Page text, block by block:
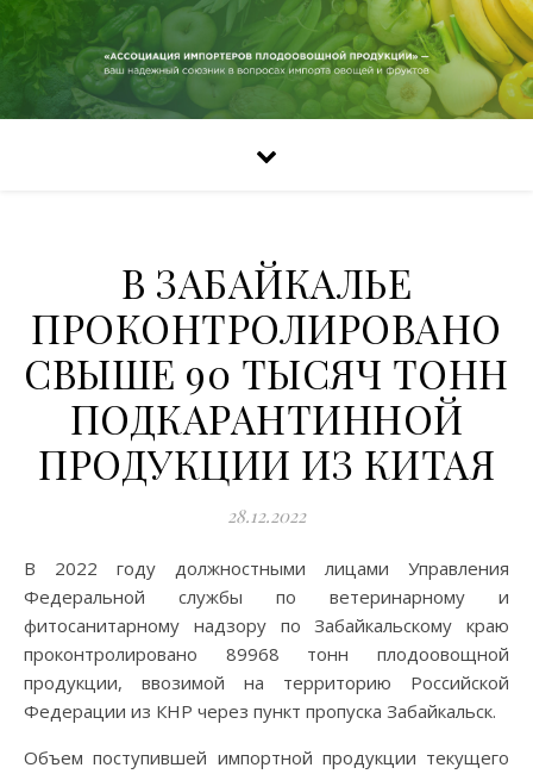
В ЗАБАЙКАЛЬЕ
ПРОКОНТРОЛИРОВАНО
СВЫШЕ 90 ТЫСЯЧ ТОНН
ПОДКАРАНТИННОЙ
ПРОДУКЦИИ ИЗ КИТАЯ
28.12.2022
В 2022 году должностными лицами Управления
Федеральной службы по ветеринарному и
фитосанитарному надзору по Забайкальскому краю
проконтролировано 89968 тонн плодоовощной
продукции, ввозимой на территорию Российской
Федерации из КНР через пункт пропуска Забайкальск.
Объем поступившей импортной продукции текущего